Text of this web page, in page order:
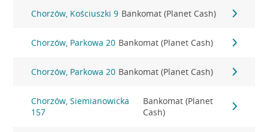
Chorzów, Kościuszki 9 Bankomat (Planet Cash)
Chorzów, Parkowa 20 Bankomat (Planet Cash)
Chorzów, Parkowa 20 Bankomat (Planet Cash)
Chorzów, Siemianowicka
157
Bankomat (Planet
Cash)